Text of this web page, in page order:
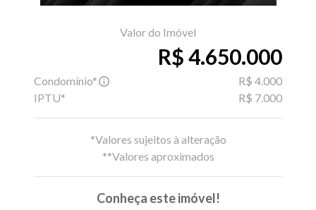
Valor do Imóvel
R$ 4.650.000
Condomínio*
R$ 4.000
IPTU*
R$ 7.000
*Valores sujeitos à alteração
**Valores aproximados
Conheça este imóvel!